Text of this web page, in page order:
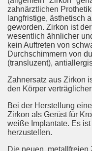
zahnärztlichen
langfristige, ästhetisch
geworden. Zirkon ist
wesentlich ähnlicher
kein Auftreten von
Durchschimmern von
(transluzent),
Zahnersatz aus Zirkon
den Körper
Bei der Herstellung
Zirkon als Gerüst für
weiße Implantate. Es
herzustellen.
Die neuen, metallfreien